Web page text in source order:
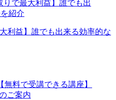
利益】誰でも出来る効率的な
料で受講できる講座】
ご案内